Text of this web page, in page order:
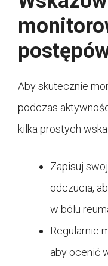
Aby skutecznie
podczas
kilka prostych
Zapisuj
odczucia,
w bólu
Regularnie
aby ocenić